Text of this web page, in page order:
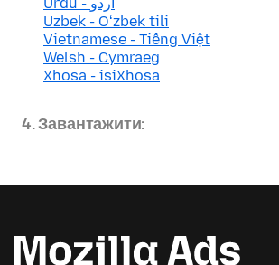
Uzbek - Oʻzbek tili
Vietnamese - Tiếng Việt
Welsh - Cymraeg
Xhosa - isiXhosa
4. Завантажити: